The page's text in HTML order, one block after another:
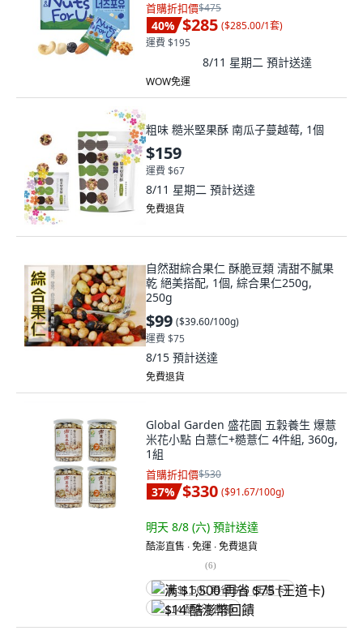
首購折扣價$475
40% $285 ($285.00/1套)
運費 $195
8/11 星期二 預計送達
WOW免運
粗味 糙米堅果酥 南瓜子蔓越莓, 1個
$159
運費 $67
8/11 星期二 預計送達
免費退貨
自然甜綜合果仁 酥脆豆類 清甜不膩果
乾 絕美搭配, 1個, 綜合果仁250g,
250g
$99 ($39.60/100g)
運費 $75
8/15 預計送達
免費退貨
Global Garden 盛花園 五穀養生 爆薏
米花小點 白薏仁+糙薏仁 4件組, 360g,
1組
首購折扣價$530
37% $330 ($91.67/100g)
明天 8/8 (六) 預計送達
酷澎直售 ∙ 免運 ∙ 免費退貨
(6)
满 $1,500 再省 $75 (王道卡)
$14 酷澎幣回饋